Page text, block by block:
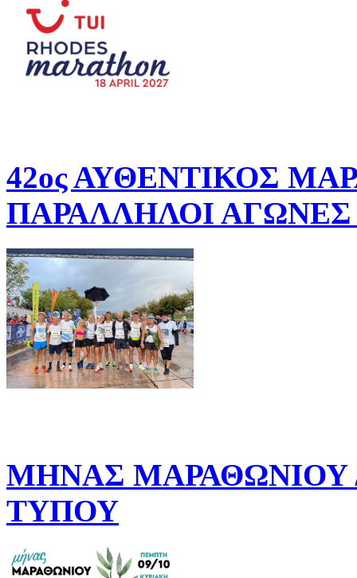
42ος ΑΥΘΕΝΤΙΚΟΣ
ΠΑΡΑΛΛΗΛΟΙ ΑΓΩΝΕΣ
ΜΗΝΑΣ ΜΑΡΑΘΩΝΙΟΥ
ΤΥΠΟΥ